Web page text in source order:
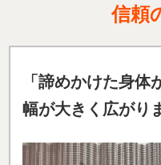
信頼
「諦めかけた身
幅が大きく広がり